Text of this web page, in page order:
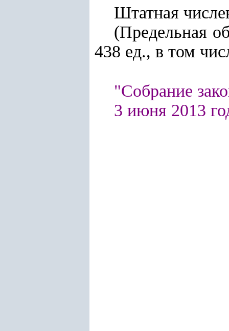
Штатная
(Предельная
438 ед., в том
"Собрание
3 июня 2013